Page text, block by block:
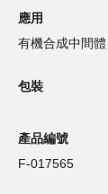
應用
有機合成中間體
包裝
產品編號
F-017565